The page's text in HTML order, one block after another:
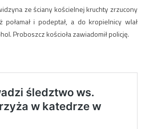
ze ściany kościelnej kruchty zrzucony
połamał i podeptał, a do kropielnicy wlał
Proboszcz kościoła zawiadomił policję.